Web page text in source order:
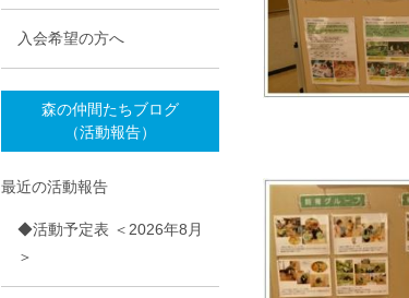
入会希望の方へ
森の仲間たちブログ
（活動報告）
最近の活動報告
◆活動予定表 ＜2026年8月
＞